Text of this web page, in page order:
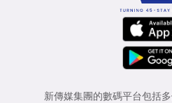
新傳媒集團的數碼平台包括